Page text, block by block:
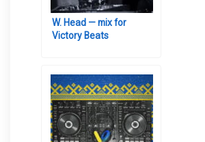
W. Head — mix for
Victory Beats